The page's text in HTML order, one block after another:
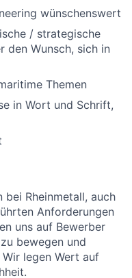
wünschenswert
/ strategische
den Wunsch, sich in
Themen
in Wort und Schrift,
bei Rheinmetall, auch
Anforderungen
uns auf Bewerber
bewegen und
legen Wert auf